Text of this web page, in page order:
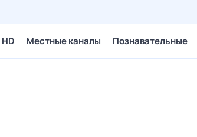
HD Местные каналы Познавательные